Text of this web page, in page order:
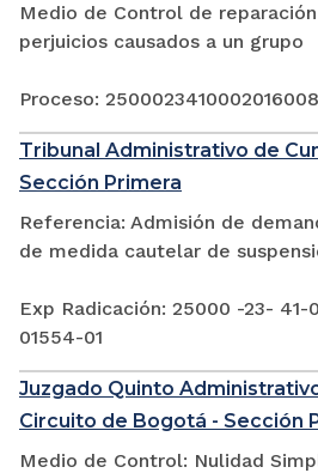
Medio de Control de
perjuicios causados a un grupo
Proceso:
Tribunal Administrativo de
Sección Primera
Referencia: Admisión de
de medida cautelar de
Exp Radicación: 25000 -23- 41-
01554-01
Juzgado Quinto
Circuito de Bogotá - Sección
Medio de Control: Nulidad